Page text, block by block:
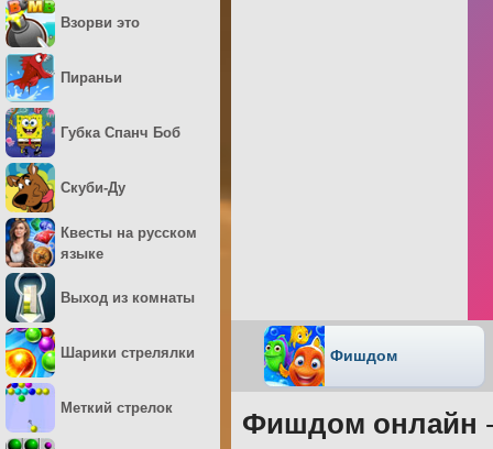
Фишдом
Фишдом онлайн
Взорви это
Пираньи
Губка Спанч Боб
Скуби-Ду
Квесты на русском
языке
Выход из комнаты
Шарики стрелялки
Меткий стрелок